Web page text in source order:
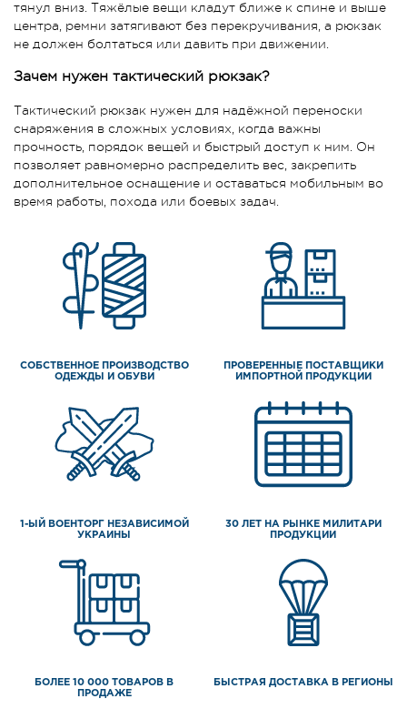
тянул вниз. Тяжёлые вещи кладут ближе к спине и выше
центра, ремни затягивают без перекручивания, а рюкзак
не должен болтаться или давить при движении.
Зачем нужен тактический рюкзак?
Тактический рюкзак нужен для надёжной переноски
снаряжения в сложных условиях, когда важны
прочность, порядок вещей и быстрый доступ к ним. Он
позволяет равномерно распределить вес, закрепить
дополнительное оснащение и оставаться мобильным во
время работы, похода или боевых задач.
СОБСТВЕННОЕ ПРОИЗВОДСТВО
ОДЕЖДЫ И ОБУВИ
ПРОВЕРЕННЫЕ ПОСТАВЩИКИ
ИМПОРТНОЙ ПРОДУКЦИИ
1-ЫЙ ВОЕНТОРГ НЕЗАВИСИМОЙ
УКРАИНЫ
30 ЛЕТ НА РЫНКЕ МИЛИТАРИ
ПРОДУКЦИИ
БОЛЕЕ 10 000 ТОВАРОВ В
ПРОДАЖЕ
БЫСТРАЯ ДОСТАВКА В РЕГИОНЫ